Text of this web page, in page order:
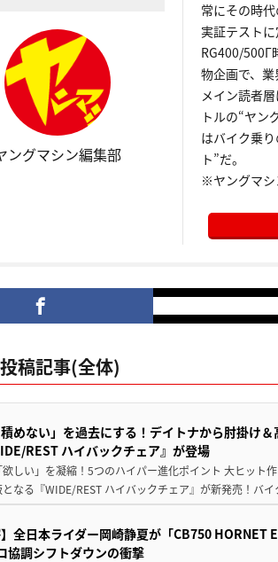
ングマシン編集部
常にその時
実証テスト
RG400/500Γ
物企画で、業
メイン読者
トルの“ヤン
はバイク乗
ト”だ。
※ヤングマシ
稿記事(全体)
積めない」を過去にする！デイトナから肘掛け
REST ハイバックチェア』が登場
しい」を凝縮！5つのハイパー進化ポイント 大ヒット
となる『WIDE/REST ハイバックチェア』が新発売！バ
】全日本ライダー岡崎静夏が「CB750
協調シフトダウンの衝撃